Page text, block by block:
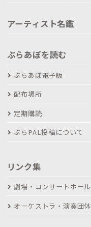
アーティスト名鑑
ぶらあぼを読む
ぶらあぼ電子版
配布場所
定期購読
ぶらPAL投稿について
リンク集
劇場・コンサートホール
オーケストラ・演奏団体